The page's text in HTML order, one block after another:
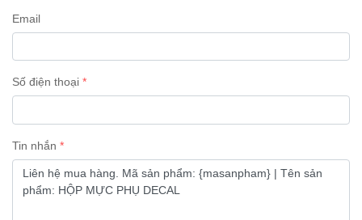
Email
Số điện thoại
Tin nhắn